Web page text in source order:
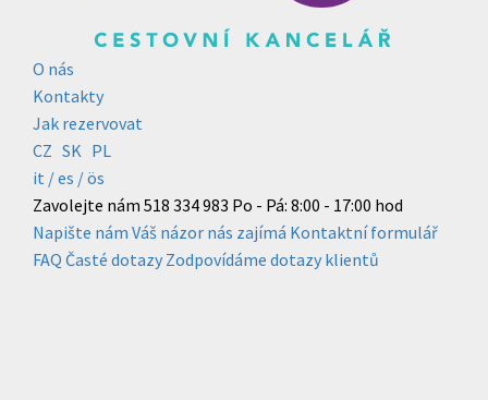
O nás
Kontakty
Jak rezervovat
CZ SK PL
it /es / ös
Zavolejte nám 518 334 983 Po - Pá: 8:00 - 17:00 hod
Napište nám Váš názor nás zajímá Kontaktní formulář
FAQ Časté dotazy Zodpovídáme dotazy klientů